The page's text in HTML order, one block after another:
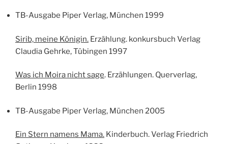
TB-Ausgabe Piper Verlag, München 1999
Sirib, meine Königin. Erzählung. konkursbuch Verlag
Claudia Gehrke, Tübingen 1997
Was ich Moira nicht sage. Erzählungen. Querverlag,
Berlin 1998
TB-Ausgabe Piper Verlag, München 2005
Ein Stern namens Mama. Kinderbuch. Verlag Friedrich